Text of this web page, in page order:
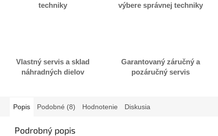
techniky
výbere správnej techniky
Vlastný servis a sklad
náhradných dielov
Garantovaný záručný a
pozáručný servis
Popis Podobné (8) Hodnotenie Diskusia
Podrobný popis